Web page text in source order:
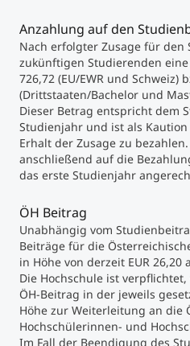
Anzahlung auf den
Nach erfolgter Zusage für
zukünftigen Studierenden eine
726,72 (EU/EWR und Schweiz)
(Drittstaaten/Bachelor und
Dieser Betrag entspricht dem
Studienjahr und ist als
Erhalt der Zusage zu
anschließend auf die
das erste Studienjahr
ÖH Beitrag
Unabhängig vom
Beiträge für die
in Höhe von derzeit EUR 26,20
Die Hochschule ist
ÖH-Beitrag in der jeweils
Höhe zur Weiterleitung an die
Hochschülerinnen- und
Im Fall der Beendigung des